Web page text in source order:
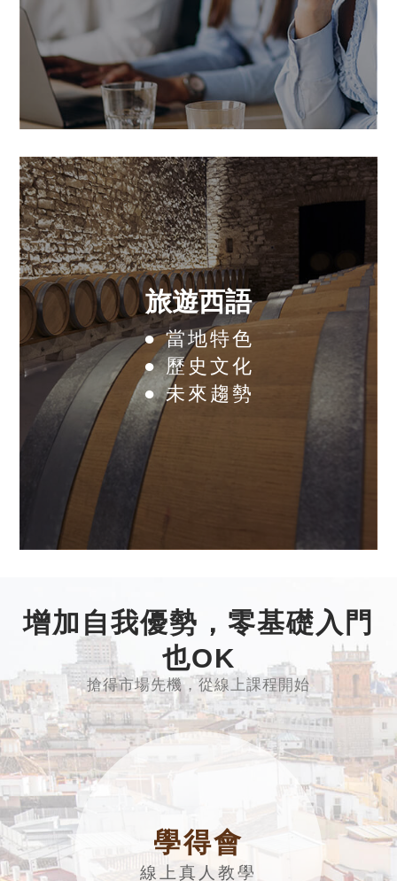
旅遊西語
● 當地特色
● 歷史文化
● 未來趨勢
增加自我優勢，零基礎入門
也OK
搶得市場先機，從線上課程開始
學得會
線上真人教學